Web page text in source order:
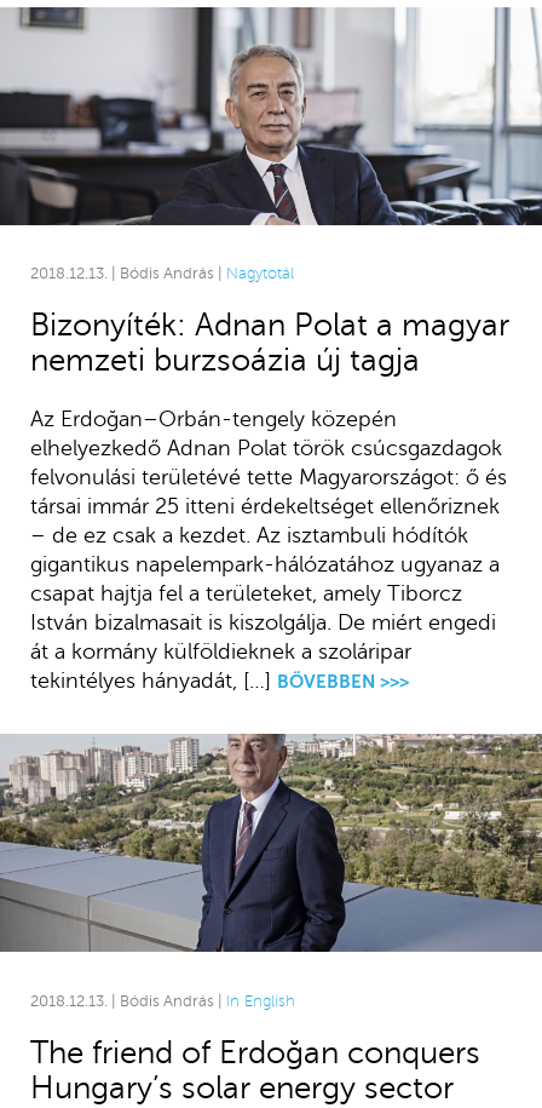
2018.12.13. | Bódis András | Nagytotál
Bizonyíték: Adnan Polat a magyar
nemzeti burzsoázia új tagja
Az Erdoğan–Orbán-tengely közepén
elhelyezkedő Adnan Polat török csúcsgazdagok
felvonulási területévé tette Magyarországot: ő és
társai immár 25 itteni érdekeltséget ellenőriznek
– de ez csak a kezdet. Az isztambuli hódítók
gigantikus napelempark-hálózatához ugyanaz a
csapat hajtja fel a területeket, amely Tiborcz
István bizalmasait is kiszolgálja. De miért engedi
át a kormány külföldieknek a szoláripar
tekintélyes hányadát, […]
BŐVEBBEN >>>
2018.12.13. | Bódis András | In English
The friend of Erdoğan conquers
Hungary’s solar energy sector